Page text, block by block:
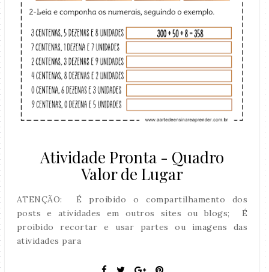
Atividade Pronta - Quadro
Valor de Lugar
ATENÇÃO: É proibido o compartilhamento dos
posts e atividades em outros sites ou blogs; É
proibido recortar e usar partes ou imagens das
atividades para